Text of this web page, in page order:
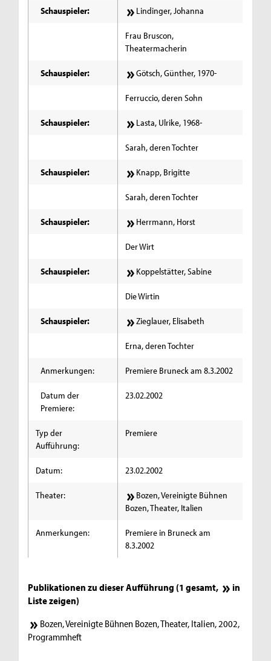
Schauspieler: Lindinger, Johanna
Frau Bruscon,
Theatermacherin
Schauspieler: Götsch, Günther, 1970-
Ferruccio, deren Sohn
Schauspieler: Lasta, Ulrike, 1968-
Sarah, deren Tochter
Schauspieler: Knapp, Brigitte
Sarah, deren Tochter
Schauspieler: Herrmann, Horst
Der Wirt
Schauspieler: Koppelstätter, Sabine
Die Wirtin
Schauspieler: Zieglauer, Elisabeth
Erna, deren Tochter
Anmerkungen: Premiere Bruneck am 8.3.2002
Datum der
Premiere:
23.02.2002
Typ der
Aufführung:
Premiere
Datum: 23.02.2002
Theater:
Bozen, Vereinigte Bühnen
Bozen, Theater, Italien
Anmerkungen:
Premiere in Bruneck am
8.3.2002
Publikationen zu dieser Aufführung (1 gesamt,
in
Liste zeigen)
Bozen, Vereinigte Bühnen Bozen, Theater, Italien, 2002,
Programmheft